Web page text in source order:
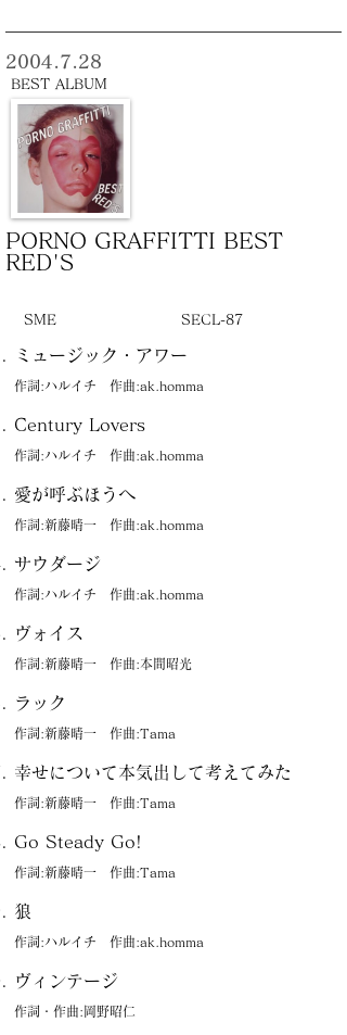
PORNO GRAFFITTI BEST
RED'S
2004.7.28
BEST ALBUM
SME SECL-87
ミュージック・アワー
作詞:ハルイチ 作曲:ak.homma
Century Lovers
作詞:ハルイチ 作曲:ak.homma
愛が呼ぶほうへ
作詞:新藤晴一 作曲:ak.homma
サウダージ
作詞:ハルイチ 作曲:ak.homma
ヴォイス
作詞:新藤晴一 作曲:本間昭光
ラック
作詞:新藤晴一 作曲:Tama
幸せについて本気出して考えてみた
作詞:新藤晴一 作曲:Tama
Go Steady Go!
作詞:新藤晴一 作曲:Tama
狼
作詞:ハルイチ 作曲:ak.homma
ヴィンテージ
作詞・作曲:岡野昭仁